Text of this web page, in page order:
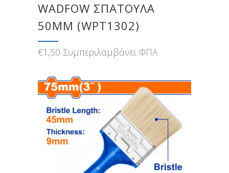
WADFOW ΣΠΑΤΟΥΛΑ
50MM (WPT1302)
€1,50 Συμπεριλαμβάνει ΦΠΑ